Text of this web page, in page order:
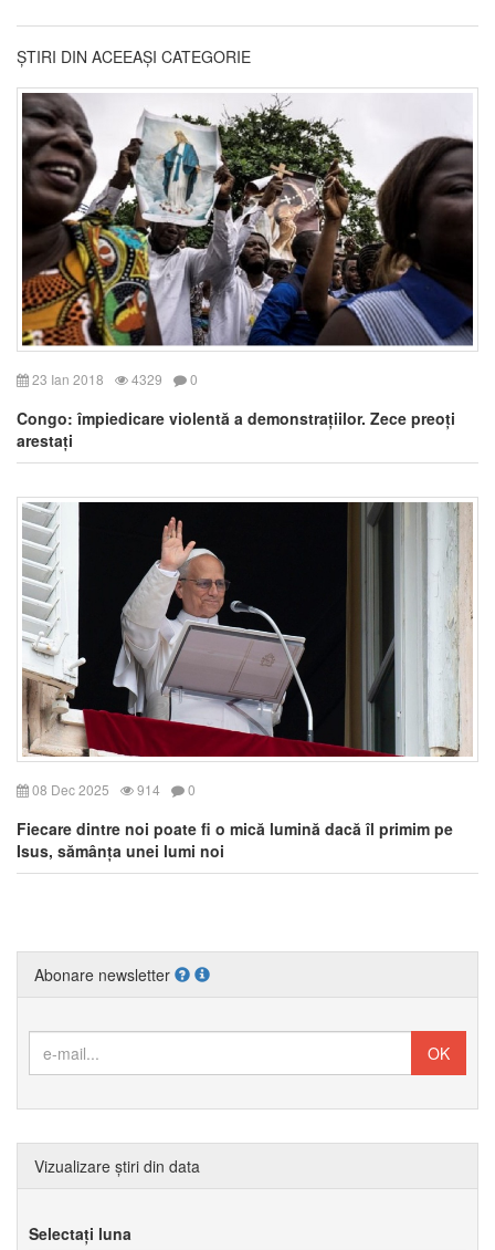
ȘTIRI DIN ACEEAȘI CATEGORIE
23 Ian 2018 4329 0
Congo: împiedicare violentă a demonstrațiilor. Zece preoți
arestați
08 Dec 2025 914 0
Fiecare dintre noi poate fi o mică lumină dacă îl primim pe
Isus, sămânța unei lumi noi
Abonare newsletter
Vizualizare știri din data
Selectați luna